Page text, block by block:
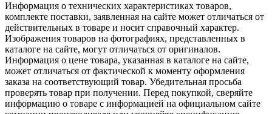
Информация о технических характеристиках товаров,
комплекте поставки, заявленная на сайте может отличаться от
действительных в товаре и носит справочный характер.
Изображения товаров на фотографиях, представленных в
каталоге на сайте, могут отличаться от оригиналов.
Информация о цене товара, указанная в каталоге на сайте,
может отличаться от фактической к моменту оформления
заказа на соответствующий товар. Убедительная просьба
проверять товар при получении. Перед покупкой, сверяйте
информацию о товаре с информацией на официальном сайте